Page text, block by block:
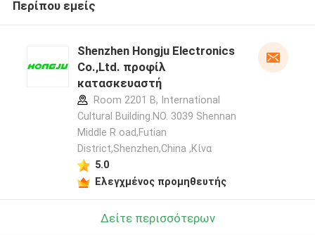
Περίπου εμείς
Shenzhen Hongju Electronics
Co.,Ltd. προφίλ
κατασκευαστή
Room 2201 B, International
Cultural Building.NO. 3039 Shennan
Middle R oad,Futian
District,Shenzhen,China ,Κίνα
5.0
Ελεγχμένος προμηθευτής
Δείτε περισσότερων